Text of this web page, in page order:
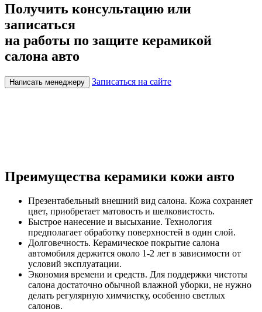
Получить консультацию или
записаться
на работы по защите керамикой
салона авто
Написать менеджеру Записаться на сайте
Преимущества керамики кожи авто
Презентабельный внешний вид салона. Кожа сохраняет
цвет, приобретает матовость и шелковистость.
Быстрое нанесение и высыхание. Технология
предполагает обработку поверхностей в один слой.
Долговечность. Керамическое покрытие салона
автомобиля держится около 1-2 лет в зависимости от
условий эксплуатации.
Экономия времени и средств. Для поддержки чистоты
салона достаточно обычной влажной уборки, не нужно
делать регулярную химчистку, особенно светлых
салонов.